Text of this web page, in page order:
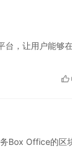
台，让用户能够
Box Office的区